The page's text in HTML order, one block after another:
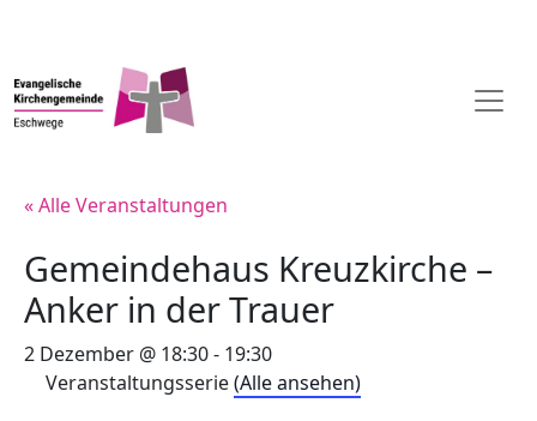
« Alle Veranstaltungen
Gemeindehaus Kreuzkirche –
Anker in der Trauer
2 Dezember @ 18:30- 19:30
Veranstaltungsserie(Alle ansehen)